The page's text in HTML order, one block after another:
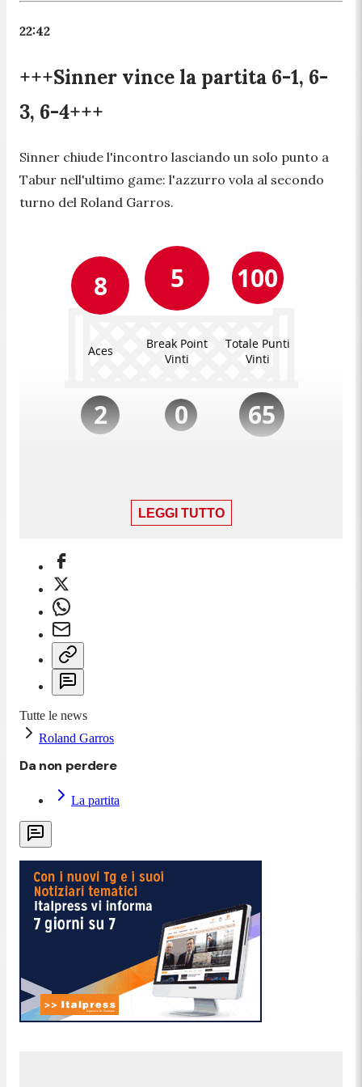
22:42
+++Sinner vince la partita 6-1, 6-
3, 6-4+++
Sinner chiude l'incontro lasciando un solo punto a
Tabur nell'ultimo game: l'azzurro vola al secondo
turno del Roland Garros.
22:37
Tabur annulla tre match-point: 5-
Sinner fallisce due match point sul 15-40 e un terzo
ai vantaggi prima che Tabur resti in partita,
LEGGI TUTTO
Tutte le news
Roland Garros
Da non perdere
La partita